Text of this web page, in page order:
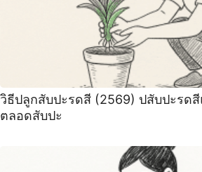
วิธีปลูกสับปะรดสี (2569) ปสับปะรด
ตลอดสับปะ